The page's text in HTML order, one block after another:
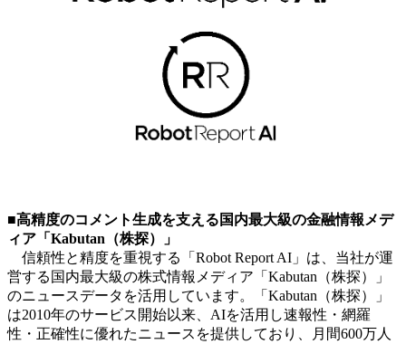
■高精度のコメント生成を支える国内最大級の金融情報メデ
ィア「Kabutan（株探）」
信頼性と精度を重視する「Robot Report AI」は、当社が運
営する国内最大級の株式情報メディア「Kabutan（株探）」
のニュースデータを活用しています。「Kabutan（株探）」
は2010年のサービス開始以来、AIを活用し速報性・網羅
性・正確性に優れたニュースを提供しており、月間600万人